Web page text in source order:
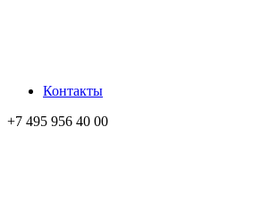
Контакты
+7 495 956 40 00